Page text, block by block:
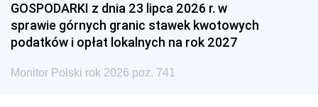
GOSPODARKI z dnia 23 lipca 2026 r. w
sprawie górnych granic stawek kwotowych
podatków i opłat lokalnych na rok 2027
Monitor Polski rok 2026 poz. 741